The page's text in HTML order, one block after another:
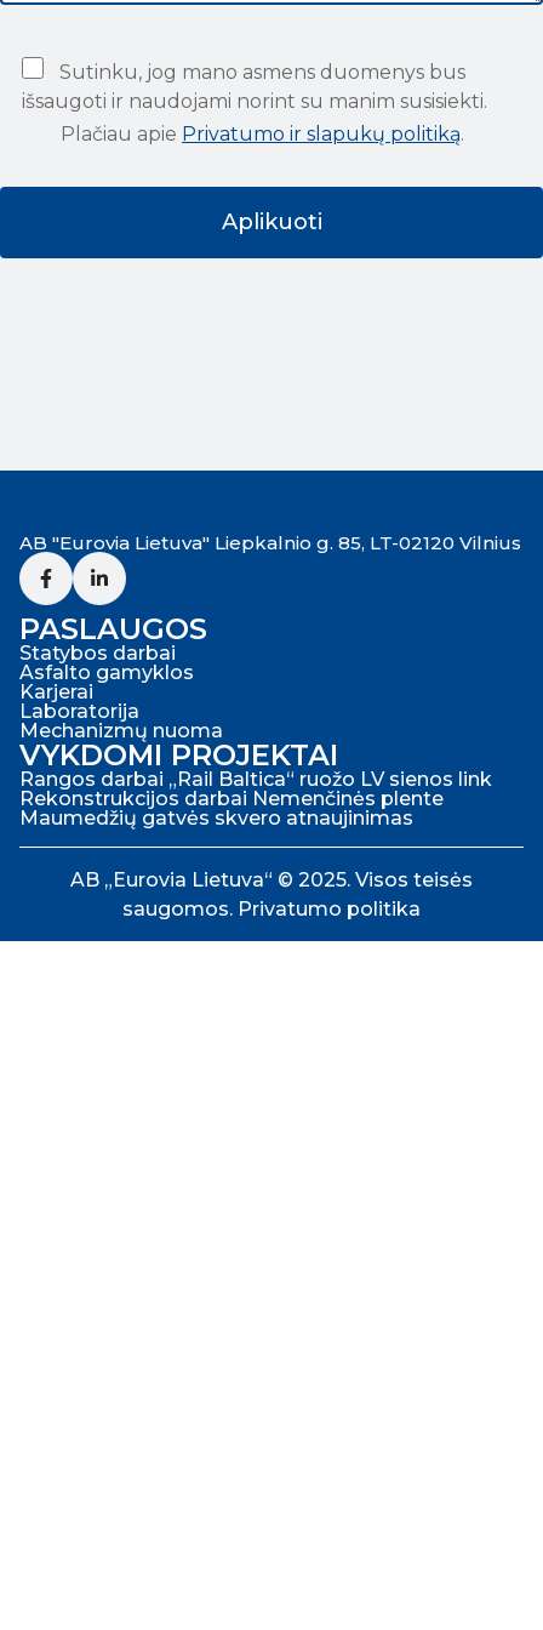
Sutinku, jog mano asmens duomenys bus
išsaugoti ir naudojami norint su manim susisiekti.
Plačiau apie Privatumo ir slapukų politiką.
AB "Eurovia Lietuva" Liepkalnio g. 85, LT-02120 Vilnius
PASLAUGOS
Statybos darbai
Asfalto gamyklos
Karjerai
Laboratorija
Mechanizmų nuoma
VYKDOMI PROJEKTAI
Rangos darbai „Rail Baltica“ ruožo LV sienos link
Rekonstrukcijos darbai Nemenčinės plente
Maumedžių gatvės skvero atnaujinimas
AB „Eurovia Lietuva“ © 2025. Visos teisės
saugomos. Privatumo politika